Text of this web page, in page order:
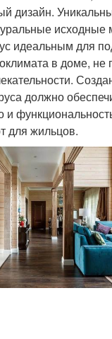
дизайн.
исходные
идеальным для
в доме, не
должно
и
для жильцов.